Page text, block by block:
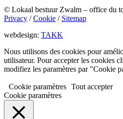
© Lokaal bestuur Zwalm – office du
Privacy /Cookie / Sitemap
webdesign: TAKK
Nous utilisons des cookies pour
utilisateur. Pour accepter les cookies
modifiez les paramètres par "Cookie
Cookie paramètres Tout accepter
Cookie paramètres